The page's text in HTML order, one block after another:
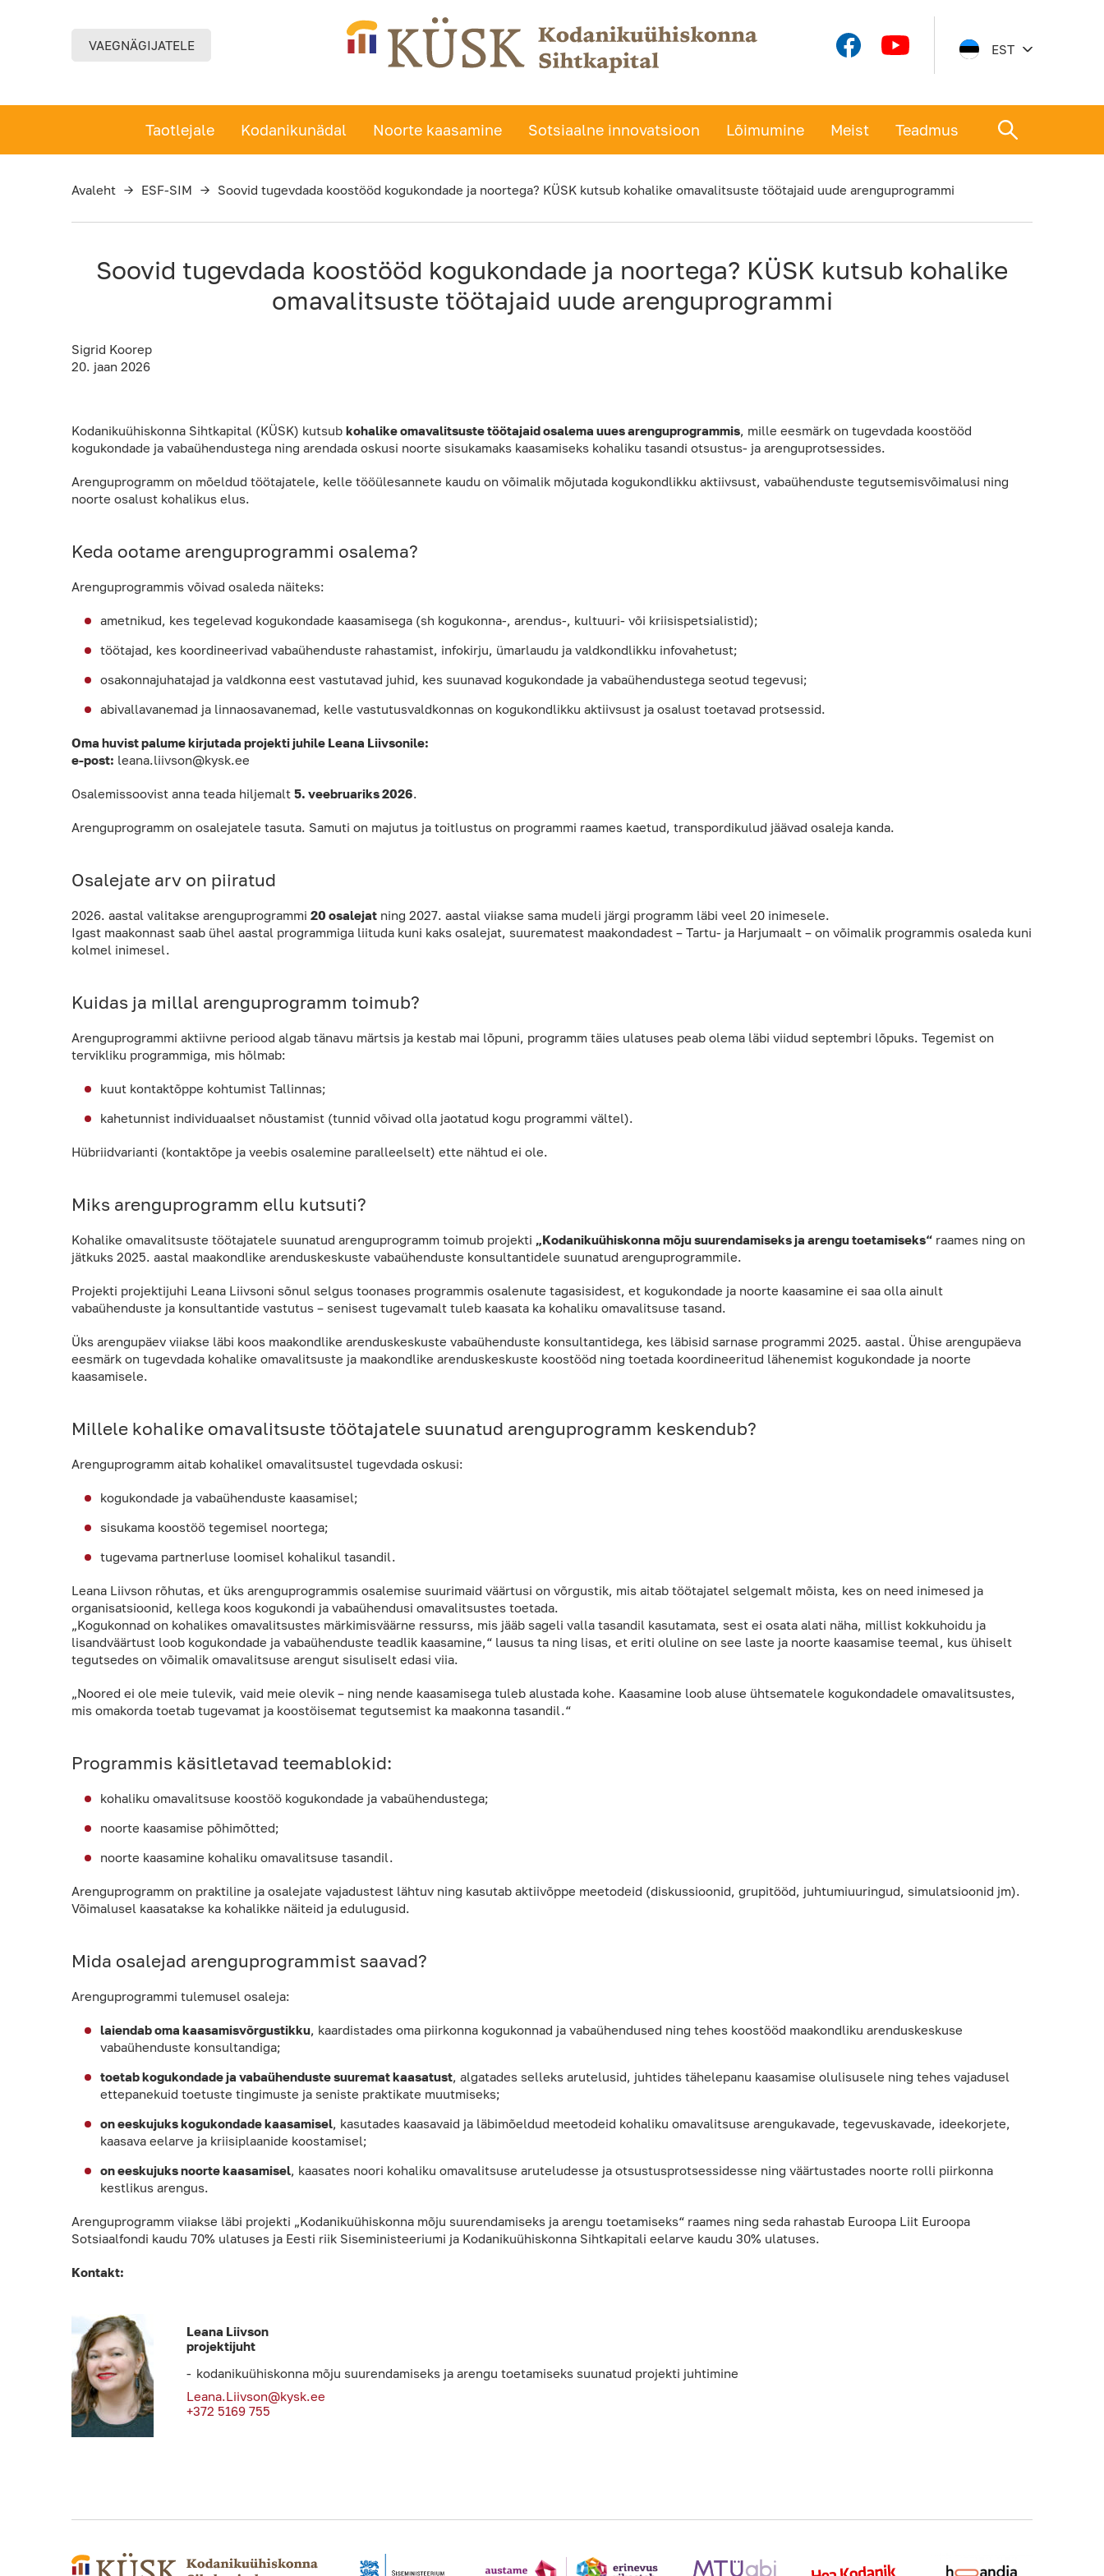
VAEGNÄGIJATELE EST
Taotlejale Kodanikunädal Noorte kaasamine Sotsiaalne innovatsioon Lõimumine Meist Teadmus
Avaleht → ESF-SIM → Soovid tugevdada koostööd kogukondade ja noortega? KÜSK kutsub kohalike omavalitsuste töötajaid uude arenguprogrammi
Soovid tugevdada koostööd kogukondade ja noortega? KÜSK kutsub kohalike
omavalitsuste töötajaid uude arenguprogrammi
Sigrid Koorep
20. jaan 2026
Kodanikuühiskonna Sihtkapital (KÜSK) kutsub kohalike omavalitsuste töötajaid osalema uues arenguprogrammis, mille eesmärk on tugevdada koostööd
kogukondade ja vabaühendustega ning arendada oskusi noorte sisukamaks kaasamiseks kohaliku tasandi otsustus- ja arenguprotsessides.
Arenguprogramm on mõeldud töötajatele, kelle tööülesannete kaudu on võimalik mõjutada kogukondlikku aktiivsust, vabaühenduste tegutsemisvõimalusi ning
noorte osalust kohalikus elus.
Keda ootame arenguprogrammi osalema?
Arenguprogrammis võivad osaleda näiteks:
ametnikud, kes tegelevad kogukondade kaasamisega (sh kogukonna-, arendus-, kultuuri- või kriisispetsialistid);
töötajad, kes koordineerivad vabaühenduste rahastamist, infokirju, ümarlaudu ja valdkondlikku infovahetust;
osakonnajuhatajad ja valdkonna eest vastutavad juhid, kes suunavad kogukondade ja vabaühendustega seotud tegevusi;
abivallavanemad ja linnaosavanemad, kelle vastutusvaldkonnas on kogukondlikku aktiivsust ja osalust toetavad protsessid.
Oma huvist palume kirjutada projekti juhile Leana Liivsonile:
e-post: leana.liivson@kysk.ee
Osalemissoovist anna teada hiljemalt 5. veebruariks 2026.
Arenguprogramm on osalejatele tasuta. Samuti on majutus ja toitlustus on programmi raames kaetud, transpordikulud jäävad osaleja kanda.
Osalejate arv on piiratud
2026. aastal valitakse arenguprogrammi 20 osalejat ning 2027. aastal viiakse sama mudeli järgi programm läbi veel 20 inimesele.
Igast maakonnast saab ühel aastal programmiga liituda kuni kaks osalejat, suurematest maakondadest – Tartu- ja Harjumaalt – on võimalik programmis osaleda kuni
kolmel inimesel.
Kuidas ja millal arenguprogramm toimub?
Arenguprogrammi aktiivne periood algab tänavu märtsis ja kestab mai lõpuni, programm täies ulatuses peab olema läbi viidud septembri lõpuks. Tegemist on
tervikliku programmiga, mis hõlmab:
kuut kontaktõppe kohtumist Tallinnas;
kahetunnist individuaalset nõustamist (tunnid võivad olla jaotatud kogu programmi vältel).
Hübriidvarianti (kontaktõpe ja veebis osalemine paralleelselt) ette nähtud ei ole.
Miks arenguprogramm ellu kutsuti?
Kohalike omavalitsuste töötajatele suunatud arenguprogramm toimub projekti „Kodanikuühiskonna mõju suurendamiseks ja arengu toetamiseks“ raames ning on
jätkuks 2025. aastal maakondlike arenduskeskuste vabaühenduste konsultantidele suunatud arenguprogrammile.
Projekti projektijuhi Leana Liivsoni sõnul selgus toonases programmis osalenute tagasisidest, et kogukondade ja noorte kaasamine ei saa olla ainult
vabaühenduste ja konsultantide vastutus – senisest tugevamalt tuleb kaasata ka kohaliku omavalitsuse tasand.
Üks arengupäev viiakse läbi koos maakondlike arenduskeskuste vabaühenduste konsultantidega, kes läbisid sarnase programmi 2025. aastal. Ühise arengupäeva
eesmärk on tugevdada kohalike omavalitsuste ja maakondlike arenduskeskuste koostööd ning toetada koordineeritud lähenemist kogukondade ja noorte
kaasamisele.
Millele kohalike omavalitsuste töötajatele suunatud arenguprogramm keskendub?
Arenguprogramm aitab kohalikel omavalitsustel tugevdada oskusi:
kogukondade ja vabaühenduste kaasamisel;
sisukama koostöö tegemisel noortega;
tugevama partnerluse loomisel kohalikul tasandil.
Leana Liivson rõhutas, et üks arenguprogrammis osalemise suurimaid väärtusi on võrgustik, mis aitab töötajatel selgemalt mõista, kes on need inimesed ja
organisatsioonid, kellega koos kogukondi ja vabaühendusi omavalitsustes toetada.
„Kogukonnad on kohalikes omavalitsustes märkimisväärne ressurss, mis jääb sageli valla tasandil kasutamata, sest ei osata alati näha, millist kokkuhoidu ja
lisandväärtust loob kogukondade ja vabaühenduste teadlik kaasamine,“ lausus ta ning lisas, et eriti oluline on see laste ja noorte kaasamise teemal, kus ühiselt
tegutsedes on võimalik omavalitsuse arengut sisuliselt edasi viia.
„Noored ei ole meie tulevik, vaid meie olevik – ning nende kaasamisega tuleb alustada kohe. Kaasamine loob aluse ühtsematele kogukondadele omavalitsustes,
mis omakorda toetab tugevamat ja koostöisemat tegutsemist ka maakonna tasandil.“
Programmis käsitletavad teemablokid:
kohaliku omavalitsuse koostöö kogukondade ja vabaühendustega;
noorte kaasamise põhimõtted;
noorte kaasamine kohaliku omavalitsuse tasandil.
Arenguprogramm on praktiline ja osalejate vajadustest lähtuv ning kasutab aktiivõppe meetodeid (diskussioonid, grupitööd, juhtumiuuringud, simulatsioonid jm).
Võimalusel kaasatakse ka kohalikke näiteid ja edulugusid.
Mida osalejad arenguprogrammist saavad?
Arenguprogrammi tulemusel osaleja:
laiendab oma kaasamisvõrgustikku, kaardistades oma piirkonna kogukonnad ja vabaühendused ning tehes koostööd maakondliku arenduskeskuse
vabaühenduste konsultandiga;
toetab kogukondade ja vabaühenduste suuremat kaasatust, algatades selleks arutelusid, juhtides tähelepanu kaasamise olulisusele ning tehes vajadusel
ettepanekuid toetuste tingimuste ja seniste praktikate muutmiseks;
on eeskujuks kogukondade kaasamisel, kasutades kaasavaid ja läbimõeldud meetodeid kohaliku omavalitsuse arengukavade, tegevuskavade, ideekorjete,
kaasava eelarve ja kriisiplaanide koostamisel;
on eeskujuks noorte kaasamisel, kaasates noori kohaliku omavalitsuse aruteludesse ja otsustusprotsessidesse ning väärtustades noorte rolli piirkonna
kestlikus arengus.
Arenguprogramm viiakse läbi projekti „Kodanikuühiskonna mõju suurendamiseks ja arengu toetamiseks“ raames ning seda rahastab Euroopa Liit Euroopa
Sotsiaalfondi kaudu 70% ulatuses ja Eesti riik Siseministeeriumi ja Kodanikuühiskonna Sihtkapitali eelarve kaudu 30% ulatuses.
Kontakt:
Leana Liivson
projektijuht
kodanikuühiskonna mõju suurendamiseks ja arengu toetamiseks suunatud projekti juhtimine
Leana.Liivson@kysk.ee
+372 5169 755